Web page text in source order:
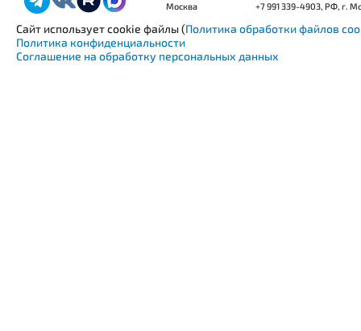
Москва
+7 991 339-4903, РФ, г.
Сайт использует cookie файлы (Политика обработки файлов
Политика конфиденциальности
Соглашение на обработку персональных данных